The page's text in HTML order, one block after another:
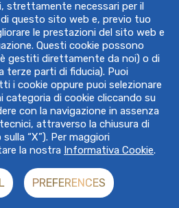
strettamente necessari per il
questo sito web e, previo tuo
le prestazioni del sito web e
Questi cookie possono
gestiti direttamente da noi) o di
terze parti di fiducia). Puoi
i cookie oppure puoi selezionare
categoria di cookie cliccando su
con la navigazione in assenza
attraverso la chiusura di
“X”). Per maggiori
la nostra Informativa Cookie.
PREFERENCES